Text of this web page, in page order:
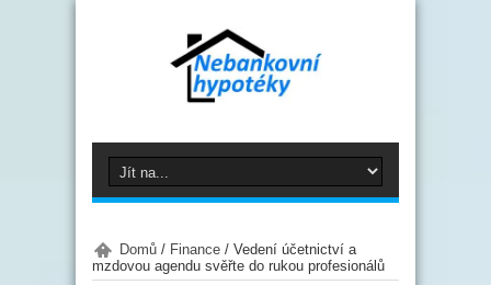
Domů / Finance / Vedení účetnictví a
mzdovou agendu svěřte do rukou profesionálů